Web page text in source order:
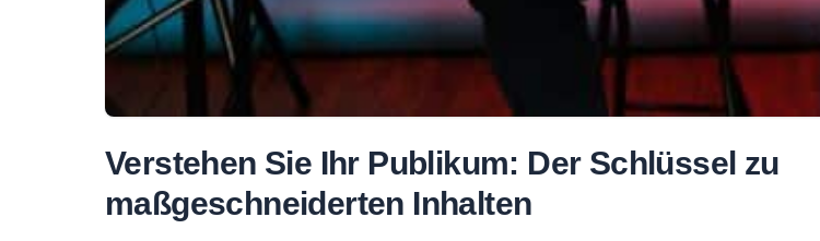
Verstehen Sie Ihr Publikum: Der Schlüssel zu
maßgeschneiderten Inhalten